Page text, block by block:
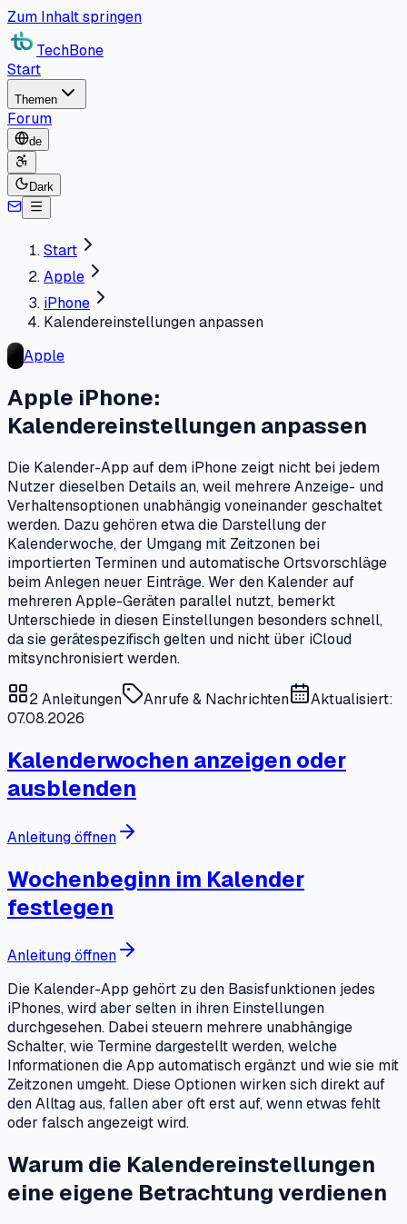
Zum Inhalt springen
TechBone
Start
Themen
Forum
de
Dark
Start
Apple
iPhone
Kalendereinstellungen anpassen
Apple
Apple iPhone:
Kalendereinstellungen anpassen
Die Kalender-App auf dem iPhone zeigt nicht bei jedem
Nutzer dieselben Details an, weil mehrere Anzeige- und
Verhaltensoptionen unabhängig voneinander geschaltet
werden. Dazu gehören etwa die Darstellung der
Kalenderwoche, der Umgang mit Zeitzonen bei
importierten Terminen und automatische Ortsvorschläge
beim Anlegen neuer Einträge. Wer den Kalender auf
mehreren Apple-Geräten parallel nutzt, bemerkt
Unterschiede in diesen Einstellungen besonders schnell,
da sie gerätespezifisch gelten und nicht über iCloud
mitsynchronisiert werden.
2Anleitungen Anrufe & Nachrichten
Aktualisiert:
07.08.2026
Kalenderwochen anzeigen oder
ausblenden
Anleitung öffnen
Wochenbeginn im Kalender
festlegen
Anleitung öffnen
Die Kalender-App gehört zu den Basisfunktionen jedes
iPhones, wird aber selten in ihren Einstellungen
durchgesehen. Dabei steuern mehrere unabhängige
Schalter, wie Termine dargestellt werden, welche
Informationen die App automatisch ergänzt und wie sie mit
Zeitzonen umgeht. Diese Optionen wirken sich direkt auf
den Alltag aus, fallen aber oft erst auf, wenn etwas fehlt
oder falsch angezeigt wird.
Warum die Kalendereinstellungen
eine eigene Betrachtung verdienen